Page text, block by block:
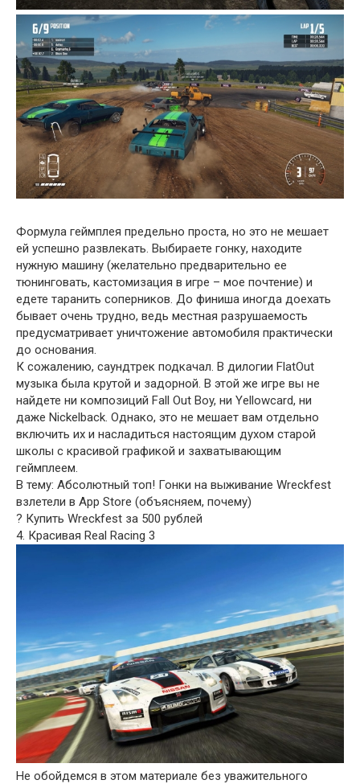
Формула геймплея предельно проста, но это не мешает
ей успешно развлекать. Выбираете гонку, находите
нужную машину (желательно предварительно ее
тюнинговать, кастомизация в игре – мое почтение) и
едете таранить соперников. До финиша иногда доехать
бывает очень трудно, ведь местная разрушаемость
предусматривает уничтожение автомобиля практически
до основания.
К сожалению, саундтрек подкачал. В дилогии FlatOut
музыка была крутой и задорной. В этой же игре вы не
найдете ни композиций Fall Out Boy, ни Yellowcard, ни
даже Nickelback. Однако, это не мешает вам отдельно
включить их и насладиться настоящим духом старой
школы с красивой графикой и захватывающим
геймплеем.
В тему: Абсолютный топ! Гонки на выживание Wreckfest
взлетели в App Store (объясняем, почему)
? Купить Wreckfest за 500 рублей
4. Красивая Real Racing 3
Не обойдемся в этом материале без уважительного